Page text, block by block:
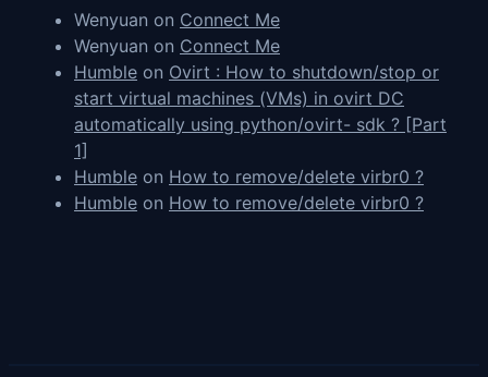
Wenyuan on Connect Me
Wenyuan on Connect Me
Humble on Ovirt : How to shutdown/stop or
start virtual machines (VMs) in ovirt DC
automatically using python/ovirt- sdk ? [Part
1]
Humble on How to remove/delete virbr0 ?
Humble on How to remove/delete virbr0 ?